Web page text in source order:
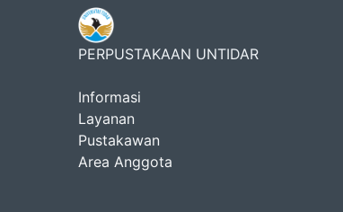
PERPUSTAKAAN UNTIDAR
Informasi
Layanan
Pustakawan
Area Anggota